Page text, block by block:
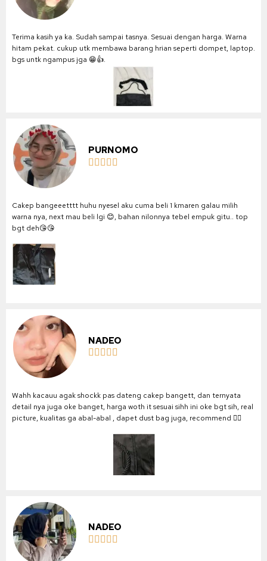
Terima kasih ya ka. Sudah sampai tasnya. Sesuai dengan harga. Warna
hitam pekat. cukup utk membawa barang hrian seperti dompet, laptop.
bgs untk ngampus jga 😁👍.
PURNOMO
    
Cakep bangeeetttt huhu nyesel aku cuma beli 1 kmaren galau milih
warna nya, next mau beli lgi 😊, bahan nilonnya tebel empuk gitu.. top
bgt deh😘😘
NADEO
    
Wahh kacauu agak shockk pas dateng cakep bangett, dan ternyata
detail nya juga oke banget, harga woth it sesuai sihh ini oke bgt sih, real
picture, kualitas ga abal-abal , dapet dust bag juga, recommend 👍🏻
NADEO
    